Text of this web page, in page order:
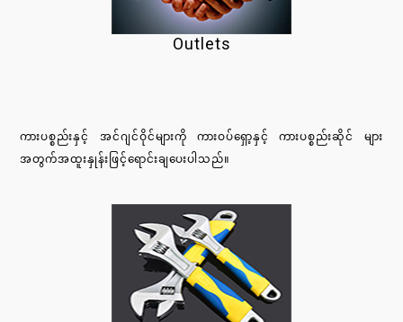
Outlets
ကားပစ္စည်းနှင့် အင်ဂျင်ဝိုင်များကို ကားဝပ်ရှော့နှင့် ကားပစ္စည်းဆိုင် များ
အတွက်အထူးနှုန်းဖြင့်ရောင်းချပေးပါသည်။